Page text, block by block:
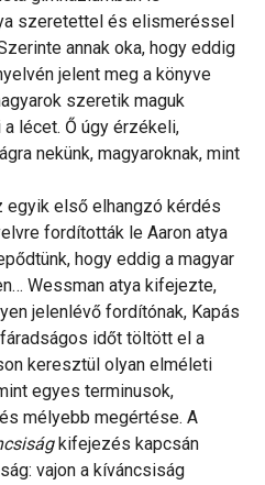
szeretettel és elismeréssel
annak oka, hogy eddig
jelent meg a könyve
szeretik maguk
lécet. Ő úgy érzékeli,
nekünk, magyaroknak, mint
egyik első elhangzó kérdés
fordították le Aaron atya
hogy eddig a magyar
Wessman atya kifejezte,
jelenlévő fordítónak, Kapás
időt töltött el a
keresztül olyan elméleti
egyes terminusok,
mélyebb megértése. A
kifejezés kapcsán
vajon a kíváncsiság